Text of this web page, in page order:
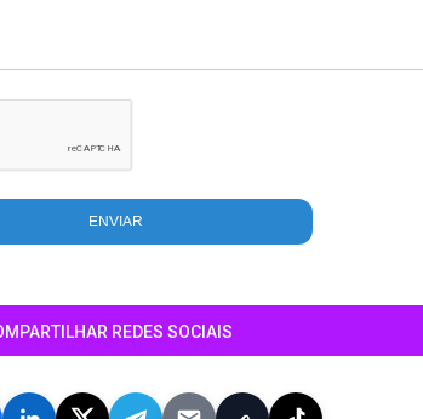
REDES SOCIAIS